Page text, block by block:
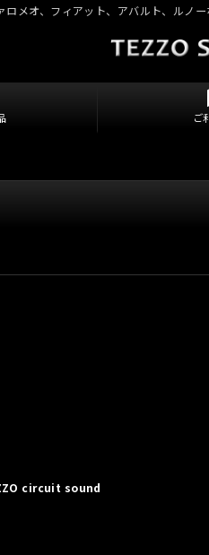
ロメオ、フィアット、アバルト、ルノ
ご
circuit sound